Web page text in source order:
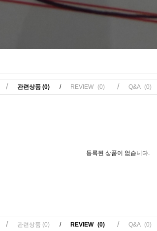
/ 관련상품 (0) / REVIEW (0) / Q&A (0)
등록된 상품이 없습니다.
/ 관련상품 (0) / REVIEW (0) / Q&A (0)